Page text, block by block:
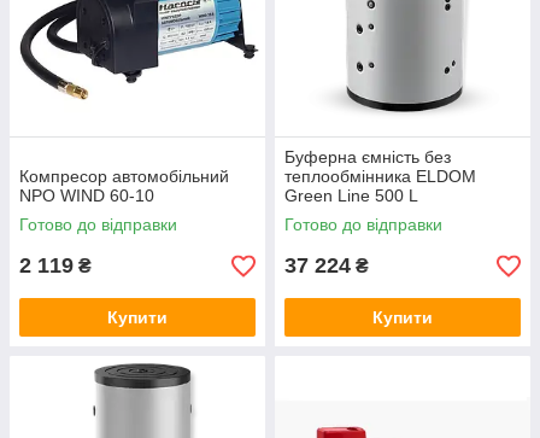
Компресор автомобільний
NPO WIND 60-10
Готово до відправки
2 119 ₴
Купити
Буферна ємність без
теплообмінника ELDOM
Green Line 500 L
Готово до відправки
37 224 ₴
Купити